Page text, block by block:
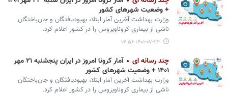
+ وضعیت شهرهای کشور
وزارت بهداشت آخرین آمار ابتلا، بهبودیافتگان و جان‌باختگان
ناشی از بیماری کروناویروس را در کشور اعلام کرد.
۱۴۰۱-۰۷-۲۳ ۱۴:۵۶
چند رسانه ای
آمار کرونا امروز در ایران پنجشنبه ۲۱ مهر
۱۴۰۱ + وضعیت شهرهای کشور
وزارت بهداشت آخرین آمار ابتلا، بهبودیافتگان و جان‌باختگان
ناشی از بیماری کروناویروس را در کشور اعلام کرد.